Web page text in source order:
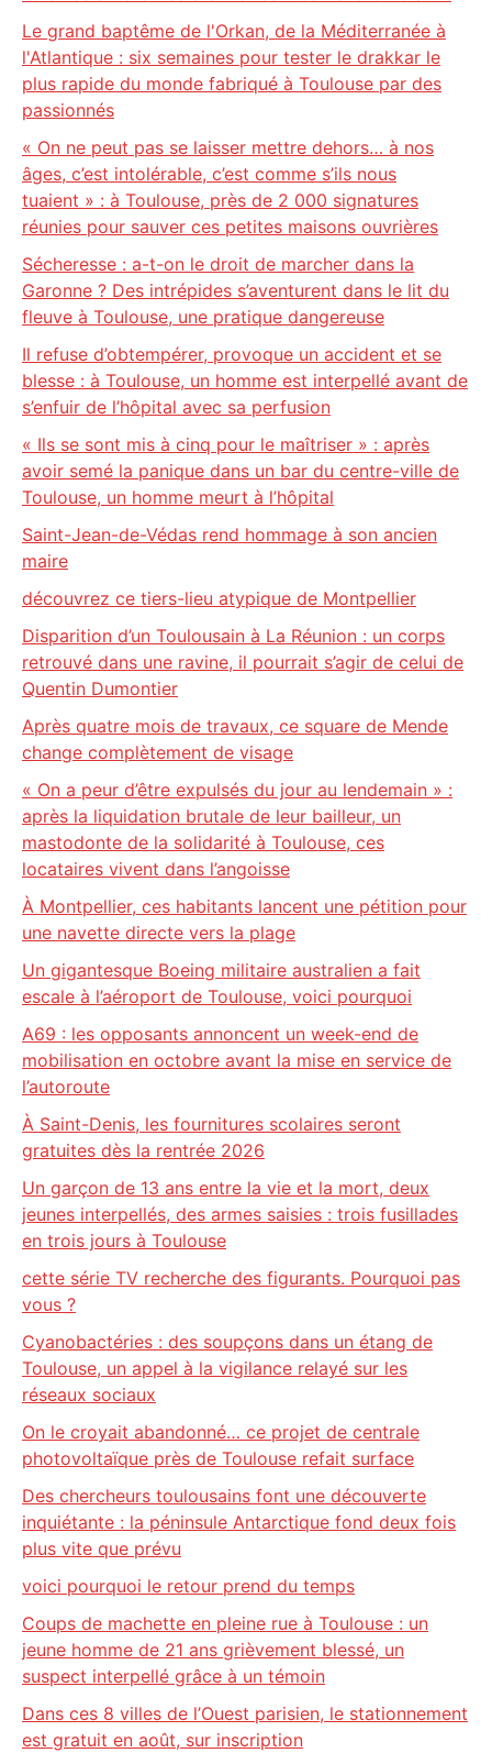
Le grand baptême de l'Orkan, de la Méditerranée à
l'Atlantique : six semaines pour tester le drakkar le
plus rapide du monde fabriqué à Toulouse par des
passionnés
« On ne peut pas se laisser mettre dehors… à nos
âges, c’est intolérable, c’est comme s’ils nous
tuaient » : à Toulouse, près de 2 000 signatures
réunies pour sauver ces petites maisons ouvrières
Sécheresse : a-t-on le droit de marcher dans la
Garonne ? Des intrépides s’aventurent dans le lit du
fleuve à Toulouse, une pratique dangereuse
Il refuse d’obtempérer, provoque un accident et se
blesse : à Toulouse, un homme est interpellé avant de
s’enfuir de l’hôpital avec sa perfusion
« Ils se sont mis à cinq pour le maîtriser » : après
avoir semé la panique dans un bar du centre-ville de
Toulouse, un homme meurt à l’hôpital
Saint-Jean-de-Védas rend hommage à son ancien
maire
découvrez ce tiers-lieu atypique de Montpellier
Disparition d’un Toulousain à La Réunion : un corps
retrouvé dans une ravine, il pourrait s’agir de celui de
Quentin Dumontier
Après quatre mois de travaux, ce square de Mende
change complètement de visage
« On a peur d’être expulsés du jour au lendemain » :
après la liquidation brutale de leur bailleur, un
mastodonte de la solidarité à Toulouse, ces
locataires vivent dans l’angoisse
À Montpellier, ces habitants lancent une pétition pour
une navette directe vers la plage
Un gigantesque Boeing militaire australien a fait
escale à l’aéroport de Toulouse, voici pourquoi
A69 : les opposants annoncent un week-end de
mobilisation en octobre avant la mise en service de
l’autoroute
À Saint-Denis, les fournitures scolaires seront
gratuites dès la rentrée 2026
Un garçon de 13 ans entre la vie et la mort, deux
jeunes interpellés, des armes saisies : trois fusillades
en trois jours à Toulouse
cette série TV recherche des figurants. Pourquoi pas
vous ?
Cyanobactéries : des soupçons dans un étang de
Toulouse, un appel à la vigilance relayé sur les
réseaux sociaux
On le croyait abandonné… ce projet de centrale
photovoltaïque près de Toulouse refait surface
Des chercheurs toulousains font une découverte
inquiétante : la péninsule Antarctique fond deux fois
plus vite que prévu
voici pourquoi le retour prend du temps
Coups de machette en pleine rue à Toulouse : un
jeune homme de 21 ans grièvement blessé, un
suspect interpellé grâce à un témoin
Dans ces 8 villes de l’Ouest parisien, le stationnement
est gratuit en août, sur inscription